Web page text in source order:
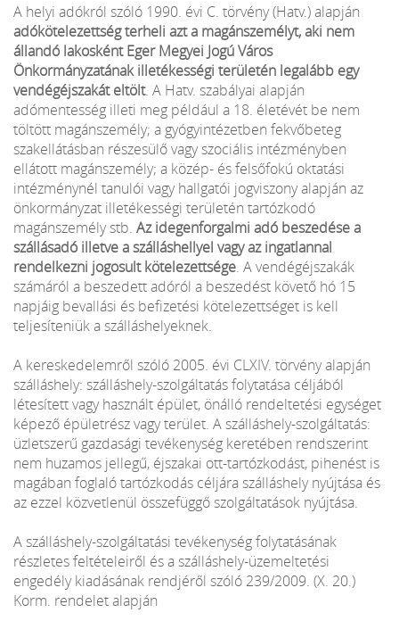
A helyi adókról szóló 1990. évi C. törvény (Hatv.) alapján
adókötelezettség terheli azt a magánszemélyt, aki nem
állandó lakosként Eger Megyei Jogú Város
Önkormányzatának illetékességi területén legalább egy
vendégéjszakát eltölt. A Hatv. szabályai alapján
adómentesség illeti meg például a 18. életévét be nem
töltött magánszemély; a gyógyintézetben fekvőbeteg
szakellátásban részesülő vagy szociális intézményben
ellátott magánszemély; a közép- és felsőfokú oktatási
intézménynél tanulói vagy hallgatói jogviszony alapján az
önkormányzat illetékességi területén tartózkodó
magánszemély stb. Az idegenforgalmi adó beszedése a
szállásadó illetve a szálláshellyel vagy az ingatlannal
rendelkezni jogosult kötelezettsége. A vendégéjszakák
számáról a beszedett adóról a beszedést követő hó 15
napjáig bevallási és befizetési kötelezettséget is kell
teljesíteniük a szálláshelyeknek.
A kereskedelemről szóló 2005. évi CLXIV. törvény alapján
szálláshely: szálláshely-szolgáltatás folytatása céljából
létesített vagy használt épület, önálló rendeltetési egységet
képező épületrész vagy terület. A szálláshely-szolgáltatás:
üzletszerű gazdasági tevékenység keretében rendszerint
nem huzamos jellegű, éjszakai ott-tartózkodást, pihenést is
magában foglaló tartózkodás céljára szálláshely nyújtása és
az ezzel közvetlenül összefüggő szolgáltatások nyújtása.
A szálláshely-szolgáltatási tevékenység folytatásának
részletes feltételeiről és a szálláshely-üzemeltetési
engedély kiadásának rendjéről szóló 239/2009. (X. 20.)
Korm. rendelet alapján